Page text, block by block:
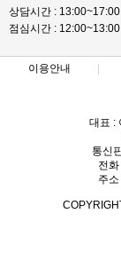
상담시간 : 13:00~17:00
점심시간 : 12:00~13:00
이용안내
대표 :
통신
전
주